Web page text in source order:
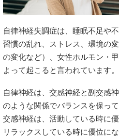
自律神経は、交感神経と副交感
交感神経は、活動している時に
リラックスしている時に優位に
規則正しい生活を送れている時
えます。
しかし、人間は普段から勉強や
職、引っ越しなど環境の変化な